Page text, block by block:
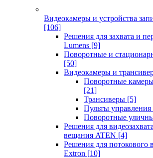
Видеокамеры и устройства
[106]
Решения для захвата и
Lumens [9]
Поворотные и
[50]
Видеокамеры и
Поворотные
[21]
Трансиверы [5]
Пульты управления
Поворотные
Решения для
вещания ATEN [4]
Решения для потокового
Extron [10]